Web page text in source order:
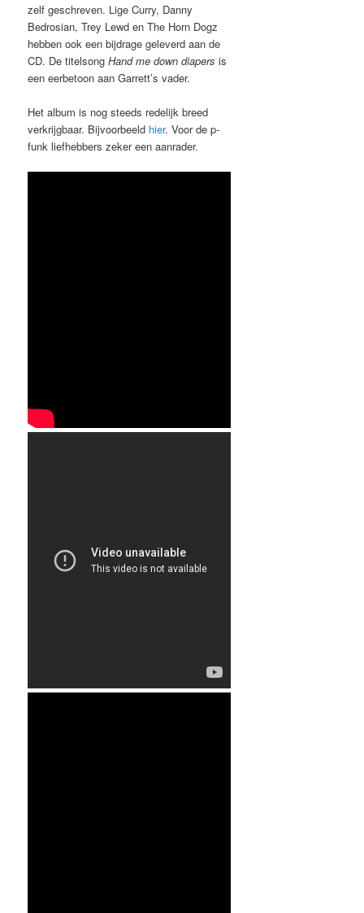
zelf geschreven. Lige Curry, Danny
Bedrosian, Trey Lewd en The Horn Dogz
hebben ook een bijdrage geleverd aan de
CD. De titelsongHand me down diapers is
een eerbetoon aan Garrett’s vader.
Het album is nog steeds redelijk breed
verkrijgbaar. Bijvoorbeeld hier. Voor de p-
funk liefhebbers zeker een aanrader.